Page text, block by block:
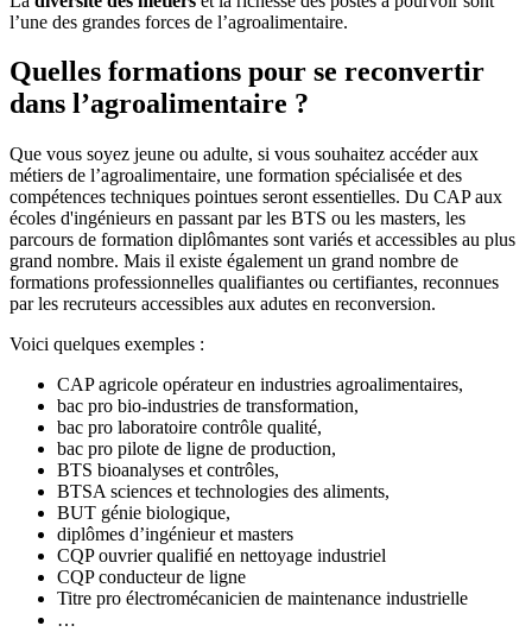
l’une des grandes forces de l’agroalimentaire.
Quelles formations pour se reconvertir
dans l’agroalimentaire ?
Que vous soyez jeune ou adulte, si vous souhaitez accéder aux
métiers de l’agroalimentaire, une formation spécialisée et des
compétences techniques pointues seront essentielles. Du CAP aux
écoles d'ingénieurs en passant par les BTS ou les masters, les
parcours de formation diplômantes sont variés et accessibles au plus
grand nombre. Mais il existe également un grand nombre de
formations professionnelles qualifiantes ou certifiantes, reconnues
par les recruteurs accessibles aux adutes en reconversion.
Voici quelques exemples :
CAP agricole opérateur en industries agroalimentaires,
bac pro bio-industries de transformation,
bac pro laboratoire contrôle qualité,
bac pro pilote de ligne de production,
BTS bioanalyses et contrôles,
BTSA sciences et technologies des aliments,
BUT génie biologique,
diplômes d’ingénieur et masters
CQP ouvrier qualifié en nettoyage industriel
CQP conducteur de ligne
Titre pro électromécanicien de maintenance industrielle
…